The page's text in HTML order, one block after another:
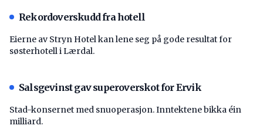
Rekordoverskudd fra hotell
Eierne av Stryn Hotel kan lene seg på gode resultat for
søsterhotell i Lærdal.
Salsgevinst gav superoverskot for Ervik
Stad-konsernet med snuoperasjon. Inntektene bikka éin
milliard.